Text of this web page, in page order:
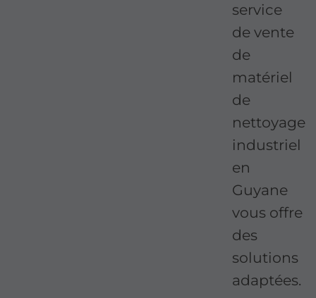
service
de vente
de
matériel
de
nettoyage
industriel
en
Guyane
vous offre
des
solutions
adaptées.